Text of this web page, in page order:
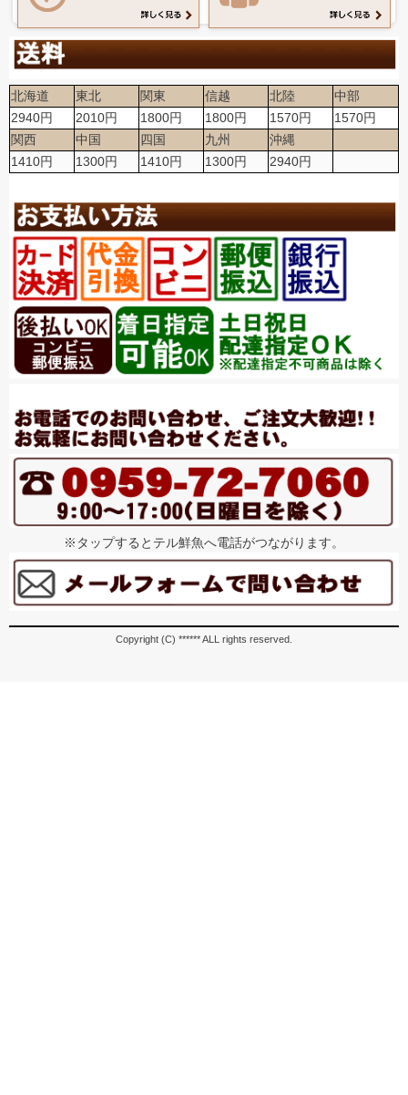
北海道 東北 関東 信越 北陸
中部
2940円
2010円 1800円 1800円 1570円
1570円
関西
中国 四国 九州
沖縄
1410円
1300円 1410円 1300円 2940円
※タップするとテル鮮魚へ電話がつながります。
Copyright (C) ****** ALL rights reserved.